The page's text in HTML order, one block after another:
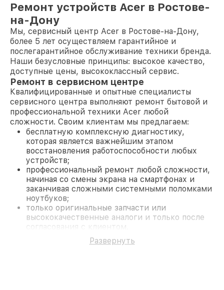
Ремонт устройств Acer в Ростове-
на-Дону
Мы, сервисный центр Acer в Ростове-на-Дону,
более 5 лет осуществляем гарантийное и
послегарантийное обслуживание техники бренда.
Наши безусловные принципы: высокое качество,
доступные цены, высококлассный сервис.
Ремонт в сервисном центре
Квалифицированные и опытные специалисты
сервисного центра выполняют ремонт бытовой и
профессиональной техники Acer любой
сложности. Своим клиентам мы предлагаем:
бесплатную комплексную диагностику,
которая является важнейшим этапом
восстановления работоспособности любых
устройств;
профессиональный ремонт любой сложности,
начиная со смены экрана на смартфонах и
заканчивая сложными системными поломками
ноутбуков;
только оригинальные запчасти или
высококачественные аналоги и только после
согласования с клиентом.
На все работы и замененные комплектующие
предоставляется длительная гарантия. В случае
Развернуть